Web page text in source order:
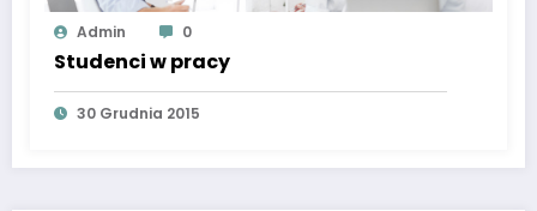
Admin 0
Studenci w pracy
30 Grudnia 2015